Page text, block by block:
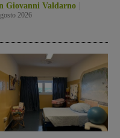
Giovanni Valdarno
2026